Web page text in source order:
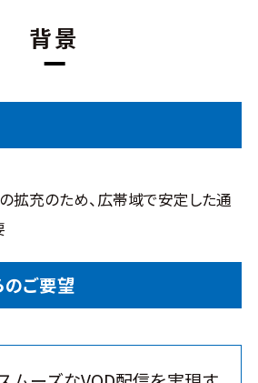
背景
拡充のため、広帯域で安定した通
ご要望